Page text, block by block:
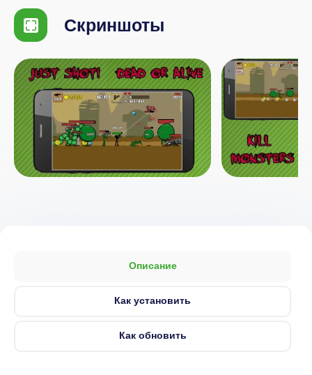
Скриншоты
Описание
Как установить
Как обновить